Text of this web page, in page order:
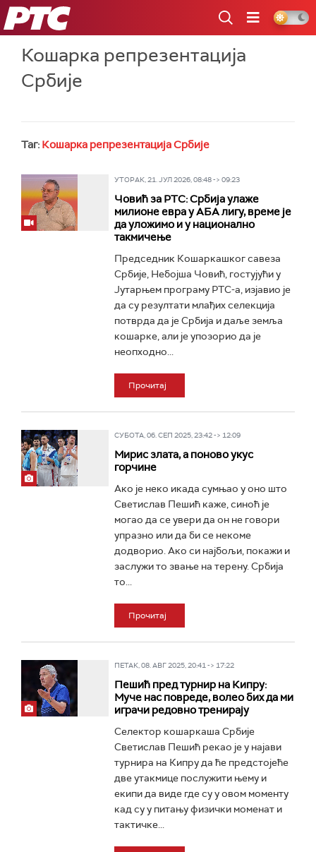
РТС
Кошарка репрезентација
Србије
Таг: Кошарка репрезентација Србије
УТОРАК, 21. ЈУЛ 2026, 08:48 -> 09:23
Човић за РТС: Србија улаже
милионе евра у АБА лигу, време је
да уложимо и у национално
такмичење
Председник Кошаркашког савеза
Србије, Небојша Човић, гостујући у
Јутарњем програму РТС-а, изјавио је
да су резултати млађих селекција
потврда да је Србија и даље земља
кошарке, али је упозорио да је
неопходно...
Прочитај
СУБОТА, 06. СЕП 2025, 23:42 -> 12:09
Мирис злата, а поново укус
горчине
Ако је неко икада сумњао у оно што
Светислав Пешић каже, синоћ је
могао да се увери да он не говори
упразно или да би се некоме
додворио. Ако си најбољи, покажи и
заслужи то звање на терену. Србија
то...
Прочитај
ПЕТАК, 08. АВГ 2025, 20:41 -> 17:22
Пешић пред турнир на Кипру:
Муче нас повреде, волео бих да ми
играчи редовно тренирају
Селектор кошаркаша Србије
Светислав Пешић рекао је у најави
турнира на Кипру да ће предстојеће
две утакмице послужити њему и
екипи да виде где су у овом моменту
кад су у питању физички моменат и
тактичке...